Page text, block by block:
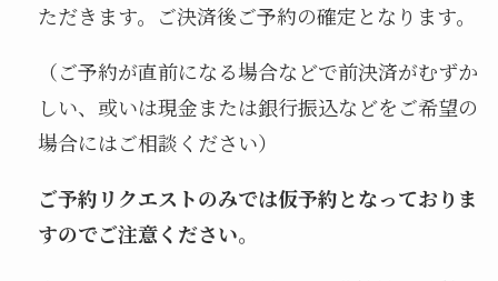
ただきます。ご決済後ご予約の確定となります。
（ご予約が直前になる場合などで前決済がむずか
しい、或いは現金または銀行振込などをご希望の
場合にはご相談ください）
ご予約リクエストのみでは仮予約となっておりま
すのでご注意ください。